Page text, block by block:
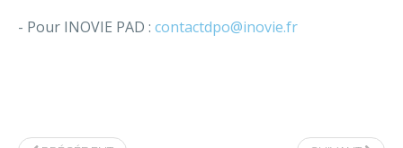
- Pour INOVIE PAD : contactdpo@inovie.fr